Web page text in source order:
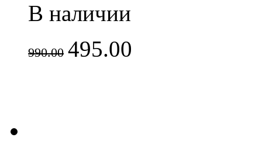
В наличии
990.00 495.00